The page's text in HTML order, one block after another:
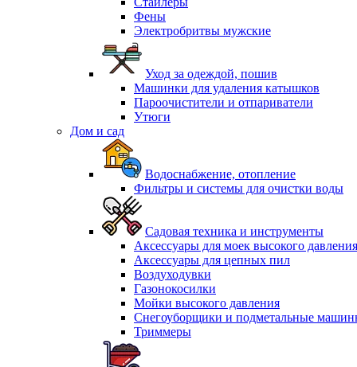
Фены
Электробритвы мужские
Уход за одеждой, пошив
Машинки для удаления катышков
Пароочистители и отпариватели
Утюги
Дом и сад
Водоснабжение, отопление
Фильтры и системы для очистки воды
Садовая техника и инструменты
Аксессуары для моек высокого давления
Аксессуары для цепных пил
Воздуходувки
Газонокосилки
Мойки высокого давления
Снегоуборщики и подметальные
Триммеры